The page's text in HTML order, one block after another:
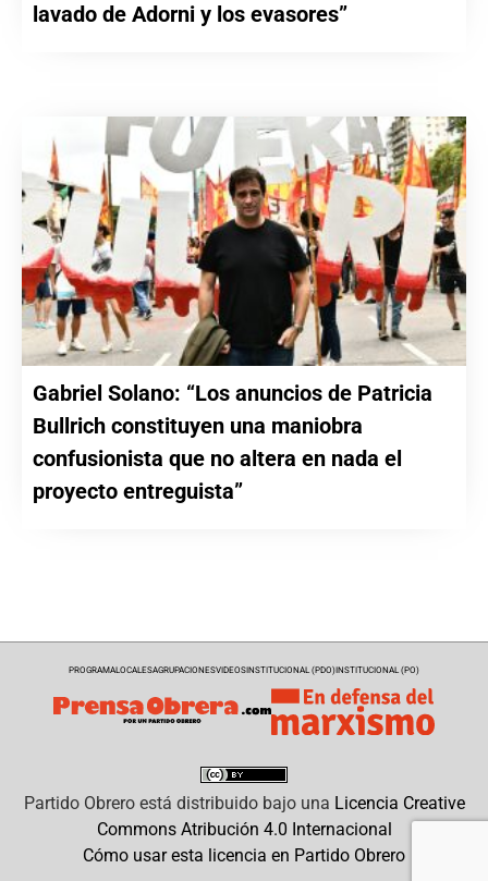
lavado de Adorni y los evasores”
Gabriel Solano: “Los anuncios de Patricia
Bullrich constituyen una maniobra
confusionista que no altera en nada el
proyecto entreguista”
PROGRAMALOCALESAGRUPACIONESVIDEOSINSTITUCIONAL (PDO)INSTITUCIONAL (PO)
Partido Obreroestá distribuido bajo una Licencia Creative
Commons Atribución 4.0 Internacional
Cómo usar esta licencia en Partido Obrero